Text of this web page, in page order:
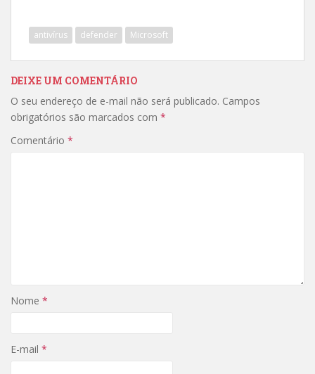
antivírus defender Microsoft
DEIXE UM COMENTÁRIO
O seu endereço de e-mail não será publicado. Campos
obrigatórios são marcados com *
Comentário *
Nome *
E-mail *